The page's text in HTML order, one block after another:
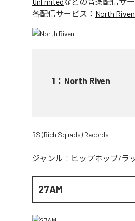
各配信サービス： North Riven
1 ： North Riven
RS (Rich Squads) Records
ジャンル： ヒップホップ/ラ
27AM